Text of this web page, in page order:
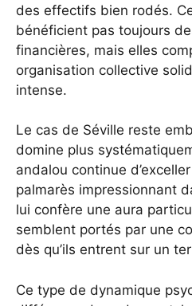
des effectifs bien rodés.
bénéficient pas toujours
financières, mais elles
organisation collective
intense.
Le cas de Séville reste
domine plus
andalou continue
palmarès impressionnant
lui confère une aura
semblent portés par une
dès qu’ils entrent sur un
Ce type de dynamique